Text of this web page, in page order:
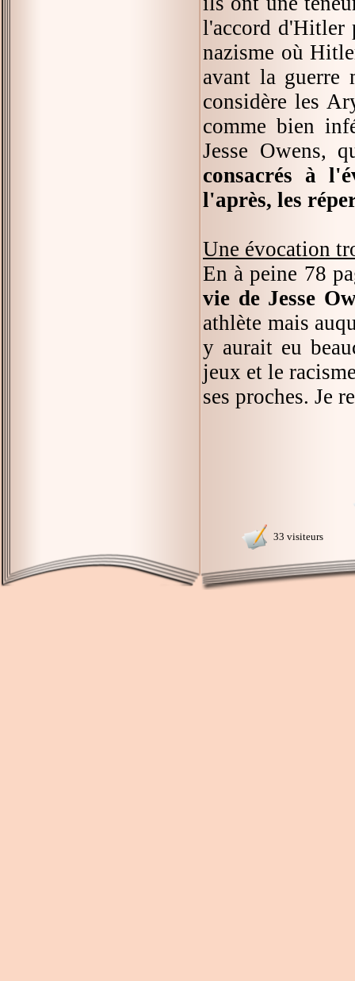
l'accord d'Hitler
nazisme où
avant la guerre
considère les
comme bien
Jesse Owens,
consacrés à
l'après, les
Une évocation
En à peine 78
vie de Jesse
athlète mais
y aurait eu
jeux et le
ses proches. Je
33 visiteurs